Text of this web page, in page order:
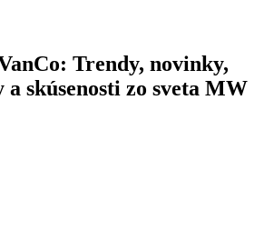
Trendy, novinky,
skúsenosti zo sveta MW